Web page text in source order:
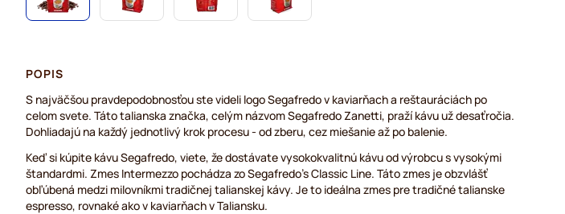
POPIS
S najväčšou pravdepodobnosťou ste videli logo Segafredo v kaviarňach a reštauráciách po
celom svete. Táto talianska značka, celým názvom Segafredo Zanetti, praží kávu už desaťročia.
Dohliadajú na každý jednotlivý krok procesu - od zberu, cez miešanie až po balenie.
Keď si kúpite kávu Segafredo, viete, že dostávate vysokokvalitnú kávu od výrobcu s vysokými
štandardmi. Zmes Intermezzo pochádza zo Segafredo's Classic Line. Táto zmes je obzvlášť
obľúbená medzi milovníkmi tradičnej talianskej kávy. Je to ideálna zmes pre tradičné talianske
espresso, rovnaké ako v kaviarňach v Taliansku.